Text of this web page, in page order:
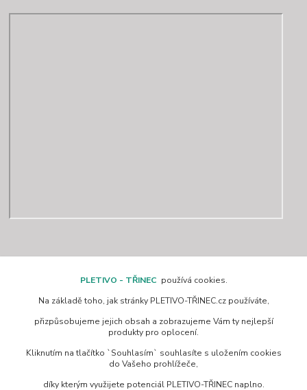
www.pletivo-trinec.cz
Raszka Petr
+420 725 944 049
Denně 10.00–21.00 hod
PLETIVO - TŘINEC používá cookies.
Na základě toho, jak stránky PLETIVO-TŘINEC.cz používáte,
přizpůsobujeme jejich obsah a zobrazujeme Vám ty nejlepší
produkty pro oplocení.
Kliknutím na tlačítko `Souhlasím` souhlasíte s uložením cookies
do Vašeho prohlížeče,
díky kterým využijete potenciál PLETIVO-TŘINEC naplno.